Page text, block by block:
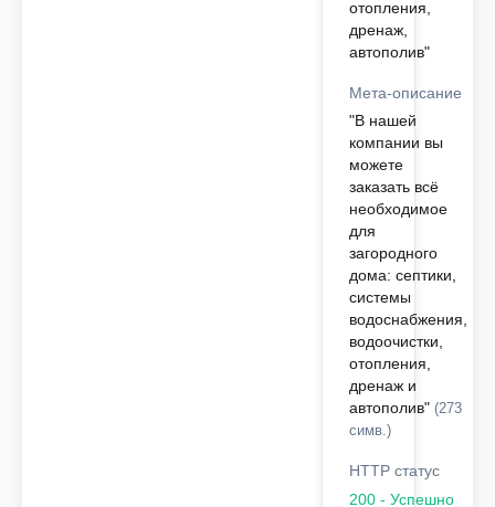
отопления,
дренаж,
автополив"
Мета-описание
"В нашей
компании вы
можете
заказать всё
необходимое
для
загородного
дома: септики,
системы
водоснабжения,
водоочистки,
отопления,
дренаж и
автополив" (273
симв.)
HTTP статус
200 - Успешно